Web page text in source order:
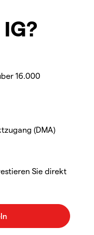
16.000
(DMA)
Sie direkt